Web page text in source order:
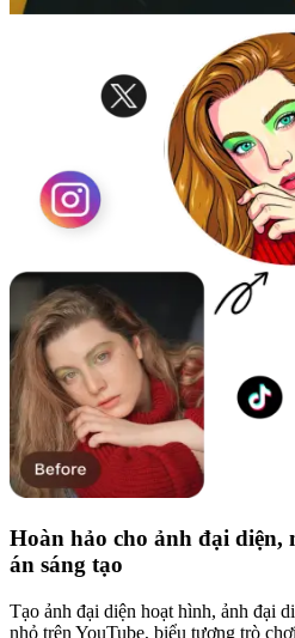
Hoàn hảo cho ảnh đại diện,
án sáng tạo
Tạo ảnh đại diện hoạt hình, ảnh đại
nhỏ trên YouTube, biểu tượng trò